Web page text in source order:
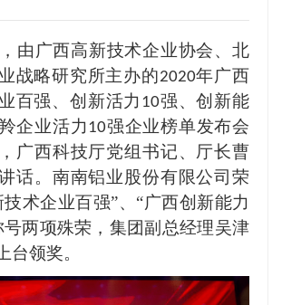
由广西高新技术企业协会、北
战略研究所主办的2020年广西
百强、创新活力 10强、创新能
企业活力 10强企业榜单发布会
广西科技厅党组书记、厅长曹
话。南南铝业股份有限公司荣
术企业百强”、“广西创新能力
号两项殊荣，集团副总经理吴津
台领奖。